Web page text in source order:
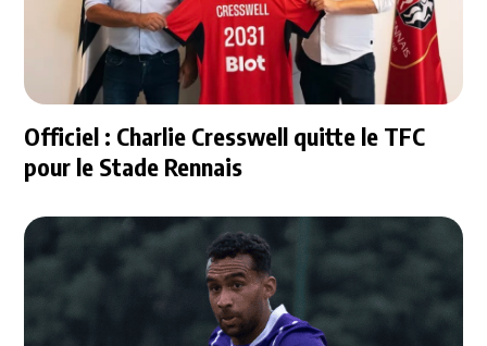
Officiel : Charlie Cresswell quitte le TFC
pour le Stade Rennais